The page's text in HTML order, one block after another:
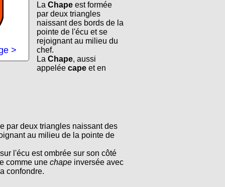
>
La Chapeest formée
par deux triangles
naissant des bords de la
pointe de l'écu et se
rejoignant au milieu du
chef.
La Chape, aussi
appelée capeet en
par deux triangles naissant des
au milieu de la pointe de
l'écu est ombrée sur son côté
comme une chapeinversée avec
confondre.